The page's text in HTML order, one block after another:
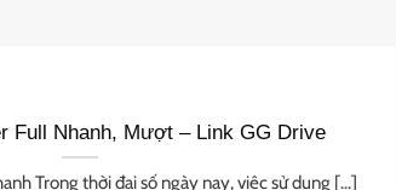
Full Nhanh, Mượt – Link GG Drive
Trong thời đại số ngày nay, việc sử dụng [...]